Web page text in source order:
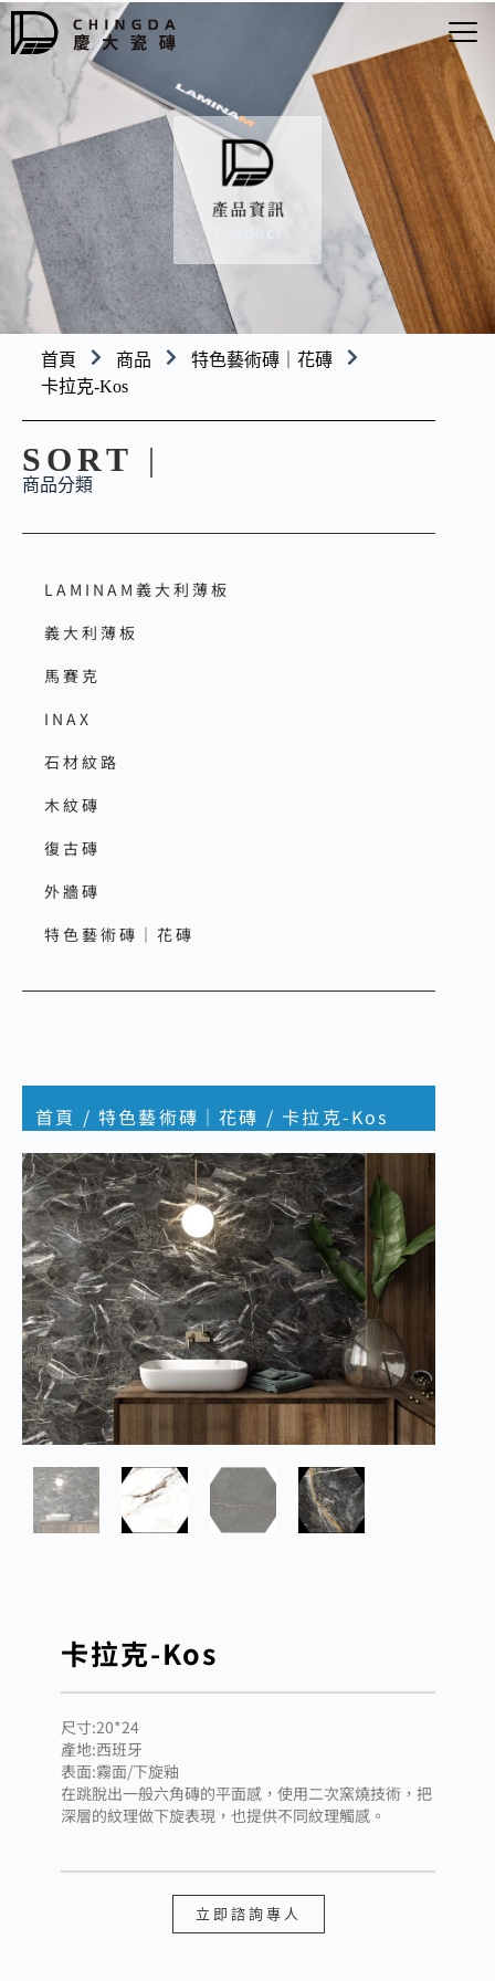
首頁 商品
特色藝術磚｜花磚
卡拉克-Kos
SORT |
商品分類
LAMINAM義大利薄板
義大利薄板
馬賽克
INAX
石材紋路
木紋磚
復古磚
外牆磚
特色藝術磚｜花磚
首頁 /特色藝術磚｜花磚 / 卡拉克-Kos
卡拉克-Kos
尺寸:20*24
產地:西班牙
表面:霧面/下旋釉
在跳脫出一般六角磚的平面感，使用二次窯燒技術，把
深層的紋理做下旋表現，也提供不同紋理觸感。
立即諮詢專人